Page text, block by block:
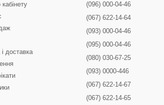
доставка
(096) 000-04-46
(067) 622-14-64
(093) 000-04-46
(095) 000-04-46
(080) 030-67-25
(093) 0000-446
(067) 622-14-67
(067) 622-14-65